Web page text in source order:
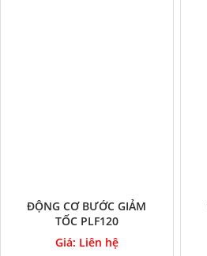
ĐỘNG CƠ BƯỚC GIẢM
TỐC PLF120
Giá: Liên hệ